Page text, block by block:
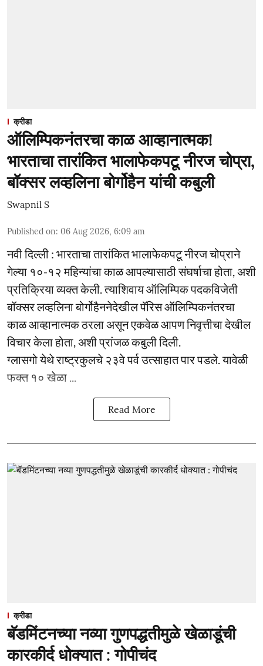
क्रीडा
ऑलिम्पिकनंतरचा काळ आव्हानात्मक!
भारताचा तारांकित भालाफेकपटू नीरज चोप्रा,
बॉक्सर लव्हलिना बोर्गोहैन यांची कबुली
Swapnil S
Published on: 06 Aug 2026, 6:09 am
नवी दिल्ली : भारताचा तारांकित भालाफेकपटू नीरज चोप्राने
गेल्या १०-१२ महिन्यांचा काळ आपल्यासाठी संघर्षाचा होता, अशी
प्रतिक्रिया व्यक्त केली. त्याशिवाय ऑलिम्पिक पदकविजेती
बॉक्सर लव्हलिना बोर्गोहैननेदेखील पॅरिस ऑलिम्पिकनंतरचा
काळ आव्हानात्मक ठरला असून एकवेळ आपण निवृत्तीचा देखील
विचार केला होता, अशी प्रांजळ कबुली दिली.
ग्लासगो येथे राष्ट्रकुलचे २३वे पर्व उत्साहात पार पडले. यावेळी
फक्त १० खेळा ...
Read More
क्रीडा
बॅडमिंटनच्या नव्या गुणपद्धतीमुळे खेळाडूंची
कारकीर्द धोक्यात : गोपीचंद